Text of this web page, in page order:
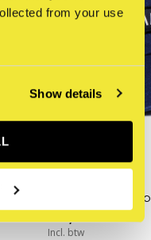
from your use
Show details
STRAAT Dad
Incl. btw